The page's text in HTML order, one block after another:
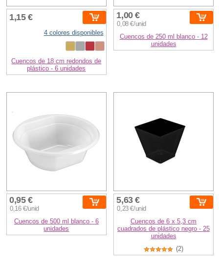
1,15 €
4 colores disponibles
Cuencos de 18 cm redondos de
plástico - 6 unidades
1,00 €
0,08 €/unid
Cuencos de 250 ml blanco - 12
unidades
0,95 €
0,16 €/unid
Cuencos de 500 ml blanco - 6
unidades
5,63 €
0,23 €/unid
Cuencos de 6 x 5,3 cm
cuadrados de plástico negro - 25
unidades
(2)